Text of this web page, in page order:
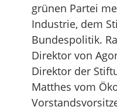
grünen Partei
Industrie, dem
Bundespolitik.
Direktor von
Direktor der
Matthes vom